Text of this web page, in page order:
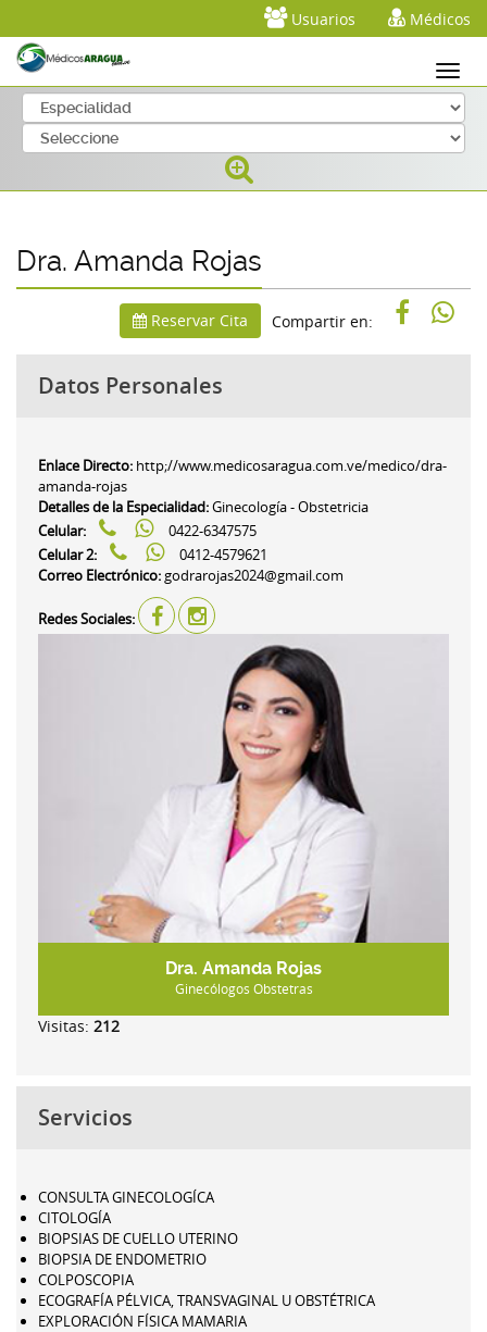
Médicos
Usuarios
Dra. Amanda Rojas
Compartir en:
Reservar Cita
Datos Personales
Enlace Directo: http;//www.medicosaragua.com.ve/medico/dra-
amanda-rojas
Detalles de la Especialidad:Ginecología - Obstetricia
Celular:
0422-6347575
Celular 2:
0412-4579621
Correo Electrónico:godrarojas2024@gmail.com
Redes Sociales:
Dra. Amanda Rojas
Ginecólogos Obstetras
Visitas: 212
Servicios
CONSULTA GINECOLOGÍCA
CITOLOGÍA
BIOPSIAS DE CUELLO UTERINO
BIOPSIA DE ENDOMETRIO
COLPOSCOPIA
ECOGRAFÍA PÉLVICA, TRANSVAGINAL U OBSTÉTRICA
EXPLORACIÓN FÍSICA MAMARIA